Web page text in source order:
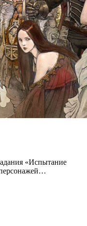
«Испытание